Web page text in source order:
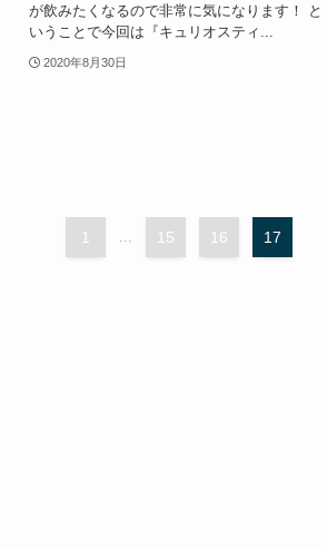
が飲みたくなるので非常に気になります！ と
いうことで今回は『キュリオスティ...
2020年8月30日
1 15 16 17